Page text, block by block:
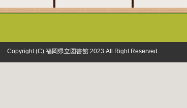
Copyright (C) 福岡県立図書館 2023 All Right Reserved.